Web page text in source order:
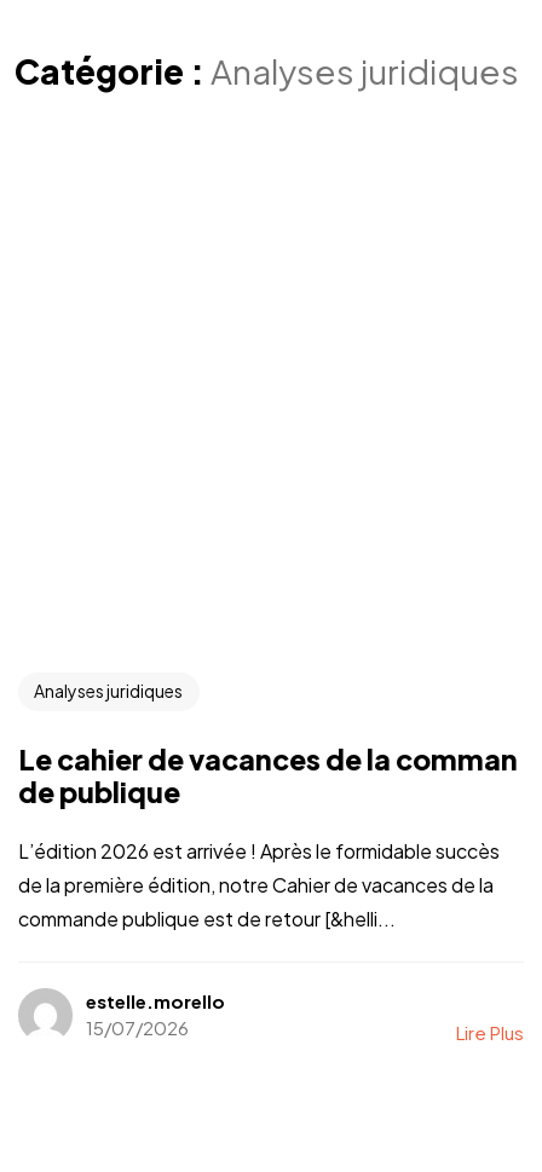
Catégorie : Analyses juridiques
Analyses juridiques
Le cahier de vacances de la comman
de publique
L’édition 2026 est arrivée ! Après le formidable succès
de la première édition, notre Cahier de vacances de la
commande publique est de retour [&helli...
estelle.morello
15/07/2026
Lire Plus